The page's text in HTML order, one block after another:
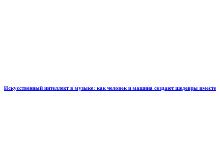
Искусственный интеллект в музыке: как человек и машина создают шедевры вместе